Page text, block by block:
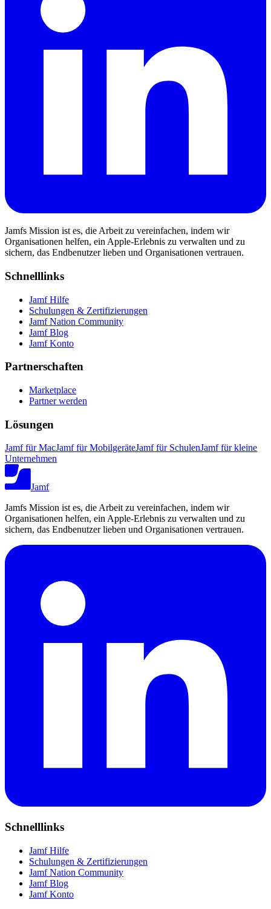
Jamfs Mission ist es, die Arbeit zu vereinfachen, indem wir
Organisationen helfen, ein Apple-Erlebnis zu verwalten und zu
sichern, das Endbenutzer lieben und Organisationen vertrauen.
Schnelllinks
Jamf Hilfe
Schulungen & Zertifizierungen
Jamf Nation Community
Jamf Blog
Jamf Konto
Partnerschaften
Marketplace
Partner werden
Lösungen
Jamf für MacJamf für MobilgeräteJamf für SchulenJamf für kleine
Unternehmen
Jamf
Jamfs Mission ist es, die Arbeit zu vereinfachen, indem wir
Organisationen helfen, ein Apple-Erlebnis zu verwalten und zu
sichern, das Endbenutzer lieben und Organisationen vertrauen.
Schnelllinks
Jamf Hilfe
Schulungen & Zertifizierungen
Jamf Nation Community
Jamf Blog
Jamf Konto